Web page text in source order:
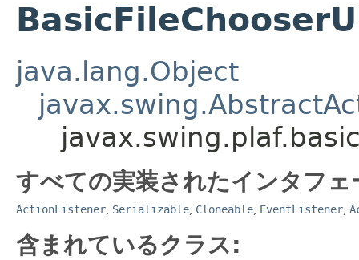
java.lang.Object
すべての実装されたインタフ
ActionListener Serializable Cloneable EventListener
含まれているクラス: